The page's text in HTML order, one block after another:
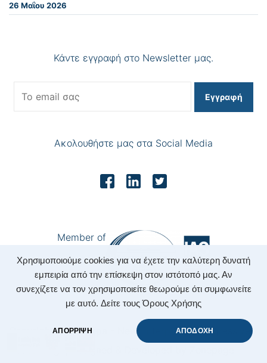
Χρησιμοποιούμε cookies για να έχετε την καλύτερη δυνατή
εμπειρία από την επίσκεψη στον ιστότοπό μας. Αν
συνεχίζετε να τον χρησιμοποιείτε θεωρούμε ότι συμφωνείτε
με αυτό. Δείτε τους Όρους Χρήσης
ΑΠΟΡΡΙΨΗ ΑΠΟΔΟΧΗ
26 Μαΐου 2026
Κάντε εγγραφή στο Newsletter μας.
Εγγραφή
Ακολουθήστε μας στα Social Media
Member of
Copyright 2022 Nepa - New Enterprising Progressive